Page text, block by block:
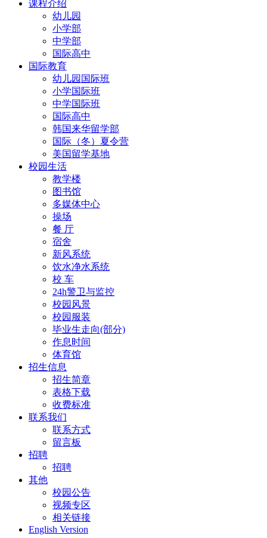
课程介绍
幼儿园
小学部
中学部
国际高中
国际教育
幼儿园国际班
小学国际班
中学国际班
国际高中
韩国来华留学部
国际（冬）夏令营
美国留学基地
校园生活
教学楼
图书馆
多媒体中心
操场
餐 厅
宿舍
新风系统
饮水净水系统
校 车
24h警卫与监控
校园风景
校园服装
毕业生走向(部分)
作息时间
体育馆
招生信息
招生简章
表格下载
收费标准
联系我们
联系方式
留言板
招聘
招聘
其他
校园公告
视频专区
相关链接
English Version